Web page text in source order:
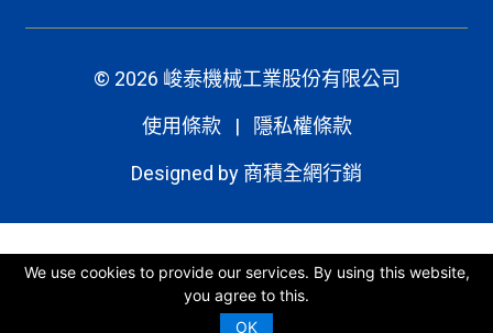
© 2026 峻泰機械工業股份有限公司
Designed by 商積全網行銷
使用條款 | 隱私權條款
We use cookies to provide our services. By using this website,
you agree to this.
OK